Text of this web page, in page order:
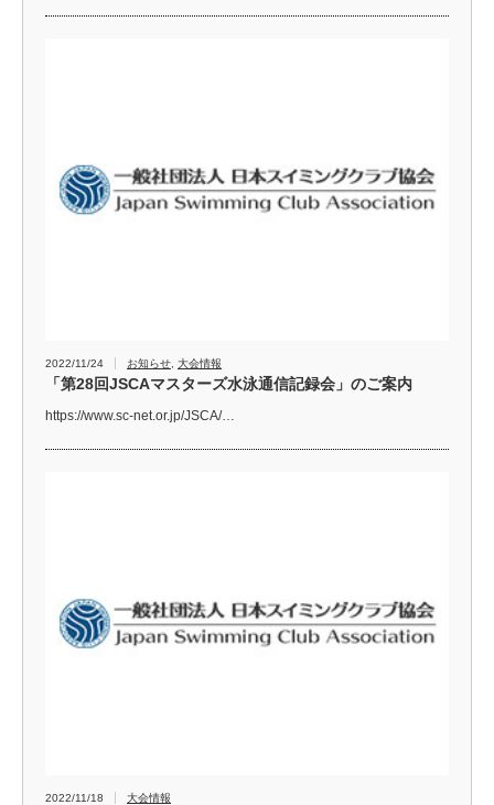
2022/11/24 お知らせ 大会情報
「第28回JSCAマスターズ水泳通信記録会」のご案内
https://www.sc-net.or.jp/JSCA/…
2022/11/18 大会情報